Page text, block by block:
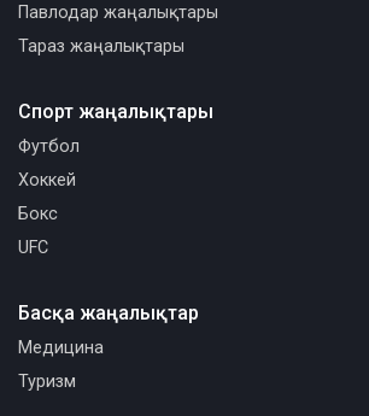
Павлодар жаңалықтары
Тараз жаңалықтары
Спорт жаңалықтары
Футбол
Хоккей
Бокс
UFC
Басқа жаңалықтар
Медицина
Туризм